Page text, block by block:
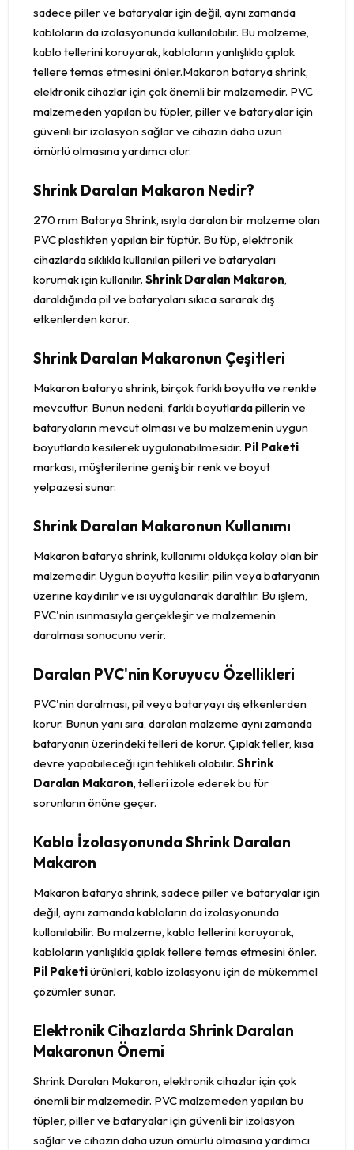
sadece piller ve bataryalar için değil, aynı zamanda
kabloların da izolasyonunda kullanılabilir. Bu malzeme,
kablo tellerini koruyarak, kabloların yanlışlıkla çıplak
tellere temas etmesini önler.Makaron batarya shrink,
elektronik cihazlar için çok önemli bir malzemedir. PVC
malzemeden yapılan bu tüpler, piller ve bataryalar için
güvenli bir izolasyon sağlar ve cihazın daha uzun
ömürlü olmasına yardımcı olur.
Shrink Daralan Makaron Nedir?
270 mm Batarya Shrink, ısıyla daralan bir malzeme olan
PVC plastikten yapılan bir tüptür. Bu tüp, elektronik
cihazlarda sıklıkla kullanılan pilleri ve bataryaları
korumak için kullanılır. Shrink Daralan Makaron,
daraldığında pil ve bataryaları sıkıca sararak dış
etkenlerden korur.
Shrink Daralan Makaronun Çeşitleri
Makaron batarya shrink, birçok farklı boyutta ve renkte
mevcuttur. Bunun nedeni, farklı boyutlarda pillerin ve
bataryaların mevcut olması ve bu malzemenin uygun
boyutlarda kesilerek uygulanabilmesidir. Pil Paketi
markası, müşterilerine geniş bir renk ve boyut
yelpazesi sunar.
Shrink Daralan Makaronun Kullanımı
Makaron batarya shrink, kullanımı oldukça kolay olan bir
malzemedir. Uygun boyutta kesilir, pilin veya bataryanın
üzerine kaydırılır ve ısı uygulanarak daraltılır. Bu işlem,
PVC'nin ısınmasıyla gerçekleşir ve malzemenin
daralması sonucunu verir.
Daralan PVC'nin Koruyucu Özellikleri
PVC'nin daralması, pil veya bataryayı dış etkenlerden
korur. Bunun yanı sıra, daralan malzeme aynı zamanda
bataryanın üzerindeki telleri de korur. Çıplak teller, kısa
devre yapabileceği için tehlikeli olabilir. Shrink
Daralan Makaron, telleri izole ederek bu tür
sorunların önüne geçer.
Kablo İzolasyonunda Shrink Daralan
Makaron
Makaron batarya shrink, sadece piller ve bataryalar için
değil, aynı zamanda kabloların da izolasyonunda
kullanılabilir. Bu malzeme, kablo tellerini koruyarak,
kabloların yanlışlıkla çıplak tellere temas etmesini önler.
Pil Paketiürünleri, kablo izolasyonu için de mükemmel
çözümler sunar.
Elektronik Cihazlarda Shrink Daralan
Makaronun Önemi
Shrink Daralan Makaron, elektronik cihazlar için çok
önemli bir malzemedir. PVC malzemeden yapılan bu
tüpler, piller ve bataryalar için güvenli bir izolasyon
sağlar ve cihazın daha uzun ömürlü olmasına yardımcı